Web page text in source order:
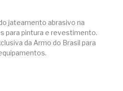
jateamento abrasivo na
para pintura e revestimento.
da Armo do Brasil para